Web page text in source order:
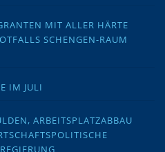
MIT ALLER HÄRTE
SCHENGEN-RAUM
IM JULI
ARBEITSPLATZABBAU